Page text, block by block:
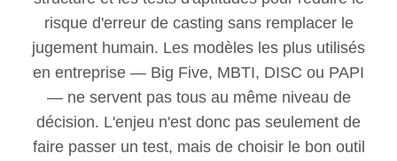
risque d'erreur de casting sans remplacer le
jugement humain. Les modèles les plus utilisés
en entreprise — Big Five, MBTI, DISC ou PAPI
— ne servent pas tous au même niveau de
décision. L'enjeu n'est donc pas seulement de
faire passer un test, mais de choisir le bon outil